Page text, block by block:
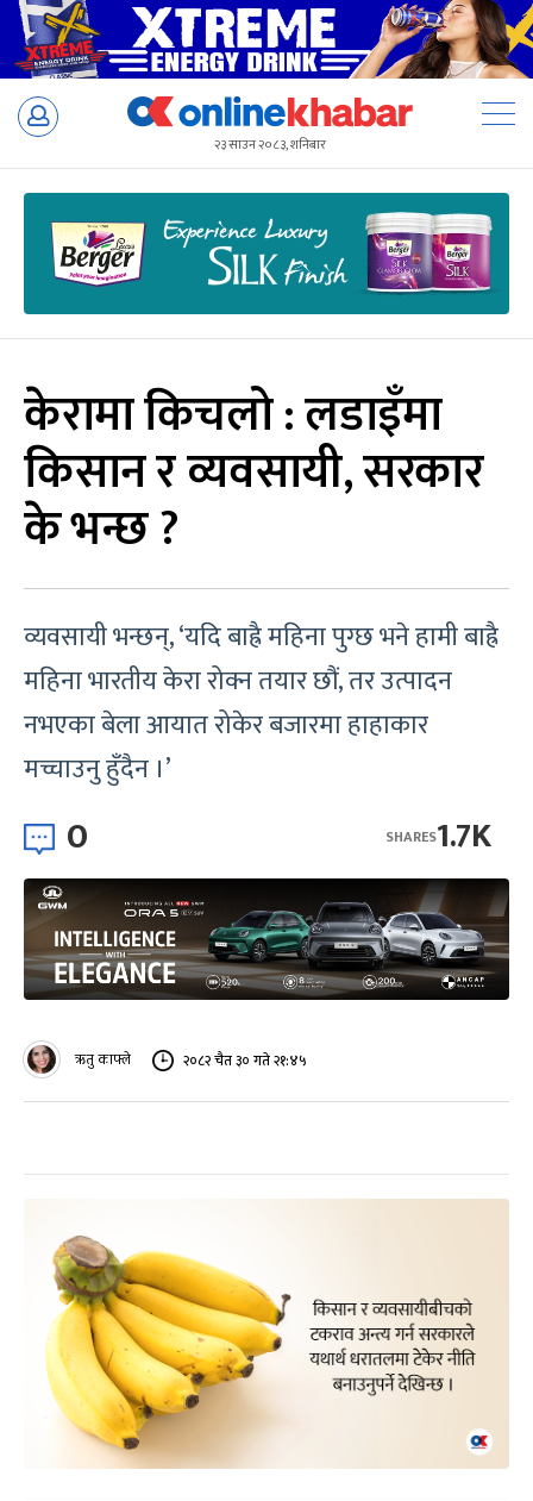
Skip
२३ साउन २०८३, शनिबार
केरामा किचलो : लडाइँमा
किसान र व्यवसायी, सरकार
के भन्छ ?
व्यवसायी भन्छन्, ‘यदि बाह्रै महिना पुग्छ भने हामी बाह्रै
महिना भारतीय केरा रोक्न तयार छौं, तर उत्पादन
नभएका बेला आयात रोकेर बजारमा हाहाकार
मच्चाउनु हुँदैन ।’
0 1.7K
SHARES
ऋतु काफ्ले २०८२ चैत ३० गते २१:४५